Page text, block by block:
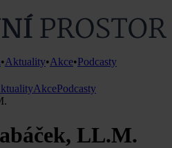
•Aktuality•Akce•Podcasty
AkcePodcasty
LL.M.